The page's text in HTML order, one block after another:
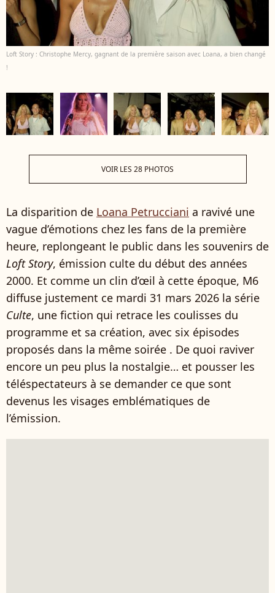
Loft Story : Christophe Mercy, gagnant de la première saison avec Loana, a bien changé
!
VOIR LES 28 PHOTOS
La disparition de Loana Petrucciani a ravivé une
vague d’émotions chez les fans de la première
heure, replongeant le public dans les souvenirs de
Loft Story, émission culte du début des années
2000. Et comme un clin d’œil à cette époque, M6
diffuse justement ce mardi 31 mars 2026 la série
Culte, une fiction qui retrace les coulisses du
programme et sa création, avec six épisodes
proposés dans la même soirée . De quoi raviver
encore un peu plus la nostalgie… et pousser les
téléspectateurs à se demander ce que sont
devenus les visages emblématiques de
l’émission.